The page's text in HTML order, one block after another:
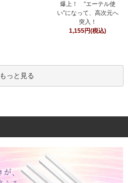
爆上！ “エーテル使
い”になって、高次元へ
突入！
1,155円(税込)
もっと見る